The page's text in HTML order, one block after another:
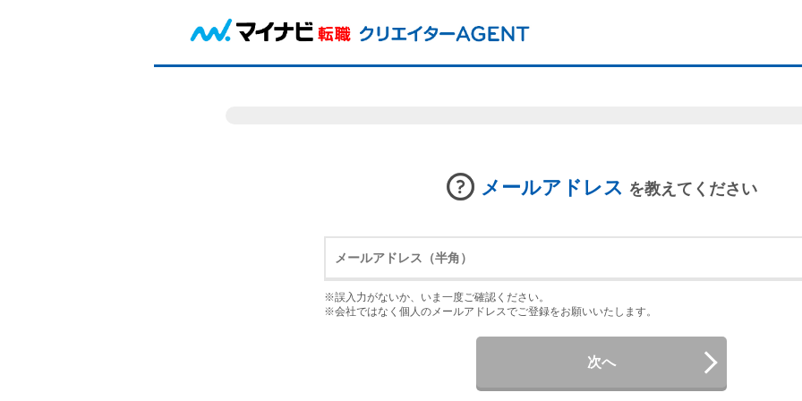
メールアドレス を教えてください
※誤入力がないか、いま一度ご確認ください。
※会社ではなく個人のメールアドレスでご登録をお願いいたします。
次へ